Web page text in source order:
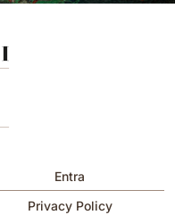
Entra
Privacy Policy